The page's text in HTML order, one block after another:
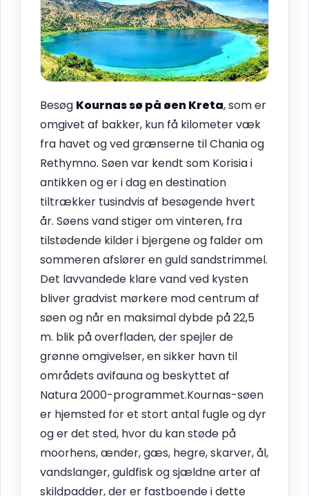
Besøg Kournas sø på øen Kreta, som er
omgivet af bakker, kun få kilometer væk
fra havet og ved grænserne til Chania og
Rethymno. Søen var kendt som Korisia i
antikken og er i dag en destination
tiltrækker tusindvis af besøgende hvert
år. Søens vand stiger om vinteren, fra
tilstødende kilder i bjergene og falder om
sommeren afslører en guld sandstrimmel.
Det lavvandede klare vand ved kysten
bliver gradvist mørkere mod centrum af
søen og når en maksimal dybde på 22,5
m. blik på overfladen, der spejler de
grønne omgivelser, en sikker havn til
områdets avifauna og beskyttet af
Natura 2000-programmet.Kournas-søen
er hjemsted for et stort antal fugle og dyr
og er det sted, hvor du kan støde på
moorhens, ænder, gæs, hegre, skarver, ål,
vandslanger, guldfisk og sjældne arter af
skildpadder, der er fastboende i dette